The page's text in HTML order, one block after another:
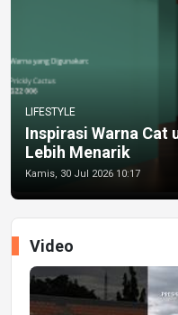
LIFESTYLE
Inspirasi Warna Cat
Lebih Menarik
Kamis, 30 Jul 2026 10:17
Video